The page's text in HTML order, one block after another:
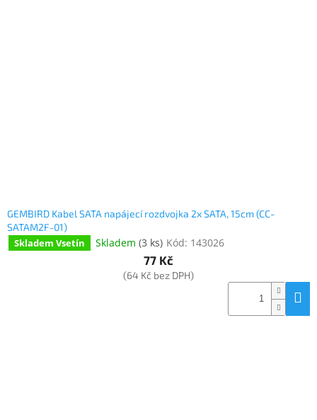
GEMBIRD Kabel SATA napájecí rozdvojka 2x SATA, 15cm (CC-
SATAM2F-01)
Skladem Vsetín Skladem (3 ks) Kód: 143026
77 Kč
(64 Kč bez DPH)